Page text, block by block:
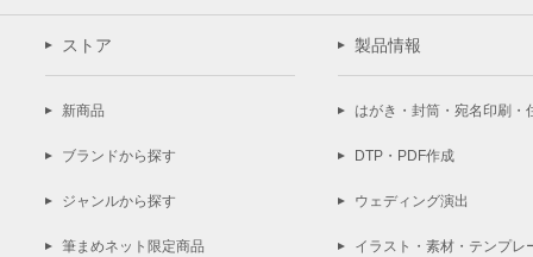
ストア
新商品
ブランドから探す
ジャンルから探す
筆まめネット限定商品
製品情報
はがき・封筒・宛名印刷・
DTP・PDF作成
ウェディング演出
イラスト・素材・テンプレ